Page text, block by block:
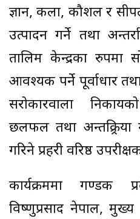
ज्ञान, कला, कौशल र
उत्पादन गर्ने तथा
तालिम केन्द्रका रुपमा
आवश्यक पर्ने पूर्वाधार
सरोकारवाला
छलफल तथा अन्तक्र्रिया
गरिने प्रहरी वरिष्ठ
कार्यक्रममा गण्डकी
विष्णुप्रसाद नेपाल, मुख्य